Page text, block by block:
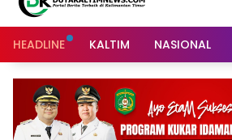
HEADLINE KALTIM NASIONAL